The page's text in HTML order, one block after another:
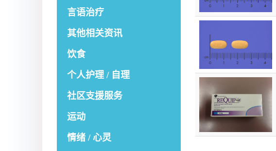
言语治疗
其他相关资讯
饮食
个人护理 / 自理
社区支援服务
运动
情绪 / 心灵